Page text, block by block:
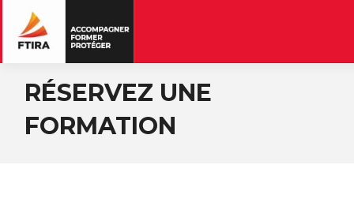
RÉSERVEZ UNE
FORMATION